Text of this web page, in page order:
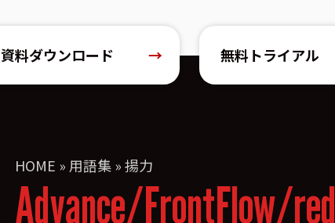
資料ダウンロード → 無料トライアル
HOME » 用語集»揚力
Advance/FrontFlow/red